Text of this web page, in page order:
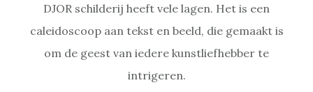
DJOR schilderij heeft vele lagen. Het is een
caleidoscoop aan tekst en beeld, die gemaakt is
om de geest van iedere kunstliefhebber te
intrigeren.